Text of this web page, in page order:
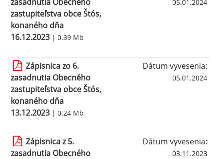
zastupiteľstva obce Štós,
konaného dňa
16.12.2023 | 0.39 Mb
05.01.2024
Zápisnica zo 6.
zasadnutia Obecného
zastupiteľstva obce Štós,
konaného dňa
13.12.2023 | 0.24 Mb
Dátum vyvesenia:
05.01.2024
Zápisnica z 5.
zasadnutia Obecného
Dátum vyvesenia:
03.11.2023